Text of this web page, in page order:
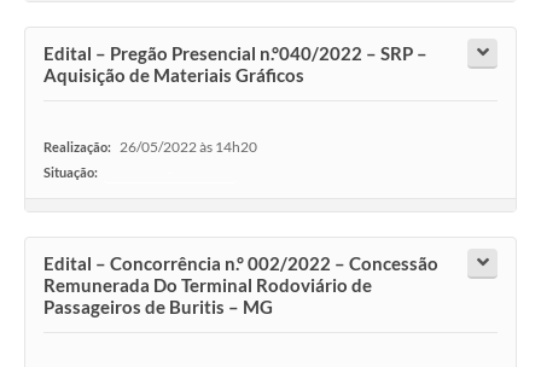
Edital – Pregão Presencial n.°040/2022 – SRP –
Aquisição de Materiais Gráficos
Realização: 26/05/2022 às 14h20
Situação:
Edital – Concorrência n.° 002/2022 – Concessão
Remunerada Do Terminal Rodoviário de
Passageiros de Buritis – MG